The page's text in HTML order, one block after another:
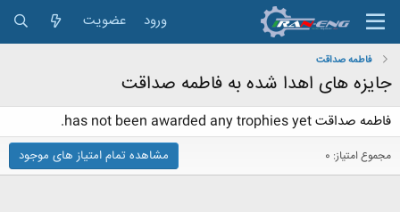
ورود عضویت
فاطمه صداقت
جایزه های اهدا شده به فاطمه صداقت
فاطمه صداقت has not been awarded any trophies yet.
مجموع امتیاز: 0 مشاهده تمام امتیاز های موجود